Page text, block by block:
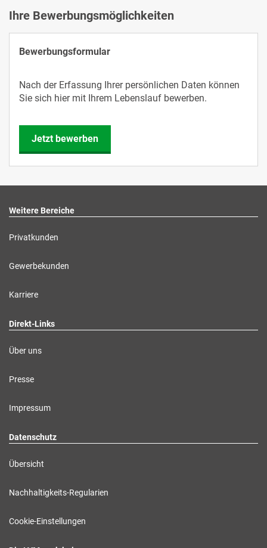
Ihre Bewerbungsmöglichkeiten
Bewerbungsformular
Nach der Erfassung Ihrer persönlichen Daten können
Sie sich hier mit Ihrem Lebenslauf bewerben.
Jetzt bewerben
Weitere Bereiche
Privatkunden
Gewerbekunden
Karriere
Direkt-Links
Über uns
Presse
Impressum
Datenschutz
Übersicht
Nachhaltigkeits-Regularien
Cookie-Einstellungen